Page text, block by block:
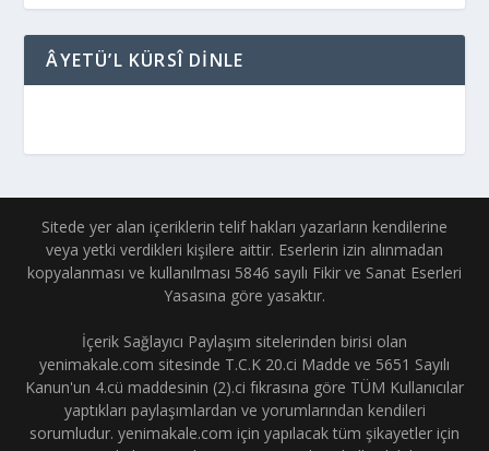
ÂYETÜ’L KÜRSÎ DINLE
Sitede yer alan içeriklerin telif hakları yazarların kendilerine
veya yetki verdikleri kişilere aittir. Eserlerin izin alınmadan
kopyalanması ve kullanılması 5846 sayılı Fikir ve Sanat Eserleri
Yasasına göre yasaktır.
İçerik Sağlayıcı Paylaşım sitelerinden birisi olan
yenimakale.com sitesinde T.C.K 20.ci Madde ve 5651 Sayılı
Kanun'un 4.cü maddesinin (2).ci fıkrasına göre TÜM Kullanıcılar
yaptıkları paylaşımlardan ve yorumlarından kendileri
sorumludur. yenimakale.com için yapılacak tüm şikayetler için